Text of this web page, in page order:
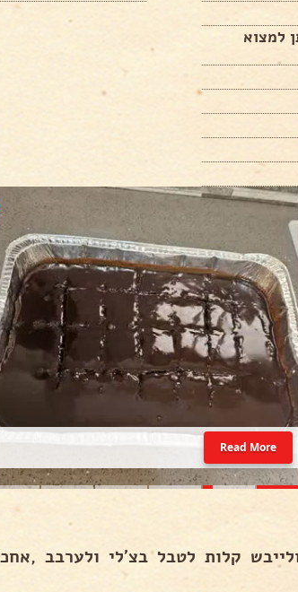
למצוא
Read More
קלות לטבל בצ'לי ולערבב